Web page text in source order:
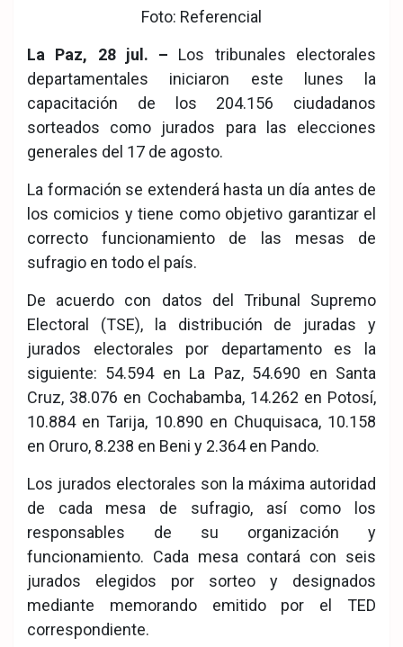
ook
tsA
pp
Foto: Referencial
La Paz, 28 jul. – Los tribunales electorales
departamentales iniciaron este lunes la
capacitación de los 204.156 ciudadanos
sorteados como jurados para las elecciones
generales del 17 de agosto.
La formación se extenderá hasta un día antes de
los comicios y tiene como objetivo garantizar el
correcto funcionamiento de las mesas de
sufragio en todo el país.
De acuerdo con datos del Tribunal Supremo
Electoral (TSE), la distribución de juradas y
jurados electorales por departamento es la
siguiente: 54.594 en La Paz, 54.690 en Santa
Cruz, 38.076 en Cochabamba, 14.262 en Potosí,
10.884 en Tarija, 10.890 en Chuquisaca, 10.158
en Oruro, 8.238 en Beni y 2.364 en Pando.
Los jurados electorales son la máxima autoridad
de cada mesa de sufragio, así como los
responsables de su organización y
funcionamiento. Cada mesa contará con seis
jurados elegidos por sorteo y designados
mediante memorando emitido por el TED
correspondiente.